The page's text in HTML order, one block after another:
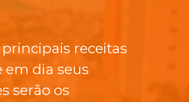
receitas
em dia seus
serão os